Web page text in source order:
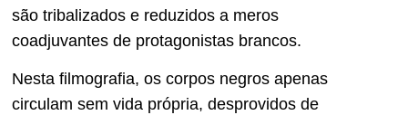
são tribalizados e reduzidos a meros
coadjuvantes de protagonistas brancos.
Nesta filmografia, os corpos negros apenas
circulam sem vida própria, desprovidos de